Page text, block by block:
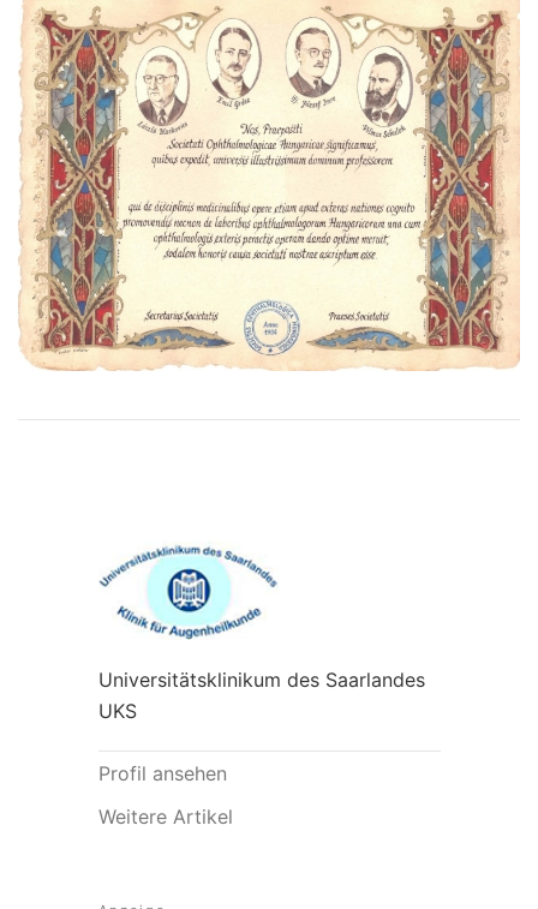
Universitätsklinikum des Saarlandes
UKS
Profil ansehen
Weitere Artikel